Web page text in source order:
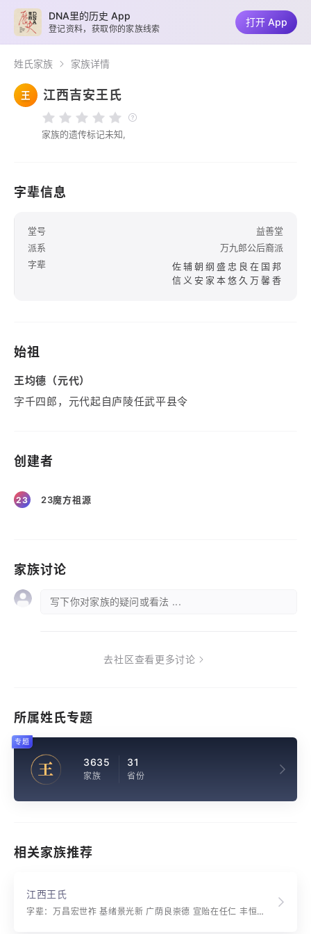
姓氏家族 家族详情
王 江西吉安王氏
家族的遗传标记未知,
字辈信息
堂号
益善堂
派系
万九郎公后裔派
字辈
佐辅朝纲盛忠良在国邦
信义安家本悠久万馨香
始祖
王均德（元代）
字千四郎，元代起自庐陵任武平县令
创建者
23 23魔方祖源
家族讨论
写下你对家族的疑问或看法 ...
去社区查看更多讨论
所属姓氏专题
王 3635
家族
31
省份
专题
相关家族推荐
江西王氏
字辈：万昌宏世祚 基绪景光新 广荫良崇德 宣贻在任仁 丰恒家有庆 泰益国同遵 启运绵先泽 增荣兆永春
DNA里的历史 App
登记资料，获取你的家族线索
打开 App